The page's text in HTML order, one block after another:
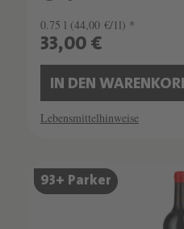
0.75 l (44,00 €/1l) *
33,00 €
IN DEN
Lebensmittelhinweise
93+ Parker